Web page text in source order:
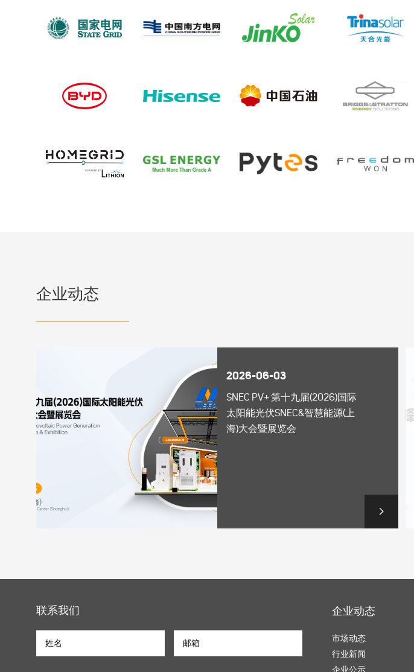
企业动态
2026-06-03
SNEC PV+ 第十九届(2026)国际
太阳能光伏SNEC&智慧能源(上
海)大会暨展览会
联系我们 企业动态
市场动态
行业新闻